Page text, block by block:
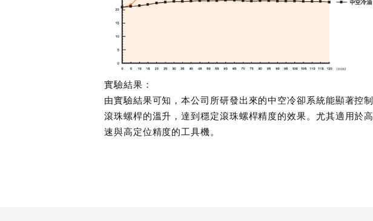
實驗結果：
由實驗結果可知，本公司所研發出來的中空冷卻系統能顯著控制
滾珠螺桿的溫升，達到穩定滾珠螺桿精度的效果。尤其適用於高
速與高定位精度的工具機。